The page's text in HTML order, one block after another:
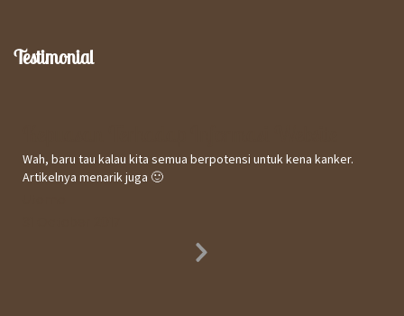
Testimonial
Wah, baru tau kalau kita semua berpotensi untuk kena kanker.
Artikelnya menarik juga 🙂